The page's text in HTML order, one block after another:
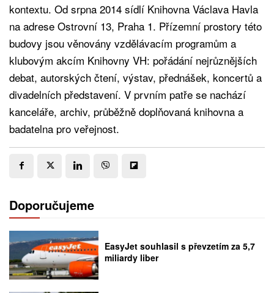
kontextu. Od srpna 2014 sídlí Knihovna Václava Havla
na adrese Ostrovní 13, Praha 1. Přízemní prostory této
budovy jsou věnovány vzdělávacím programům a
klubovým akcím Knihovny VH: pořádání nejrůznějších
debat, autorských čtení, výstav, přednášek, koncertů a
divadelních představení. V prvním patře se nachází
kanceláře, archiv, průběžně doplňovaná knihovna a
badatelna pro veřejnost.
Doporučujeme
EasyJet souhlasil s převzetím za 5,7
miliardy liber